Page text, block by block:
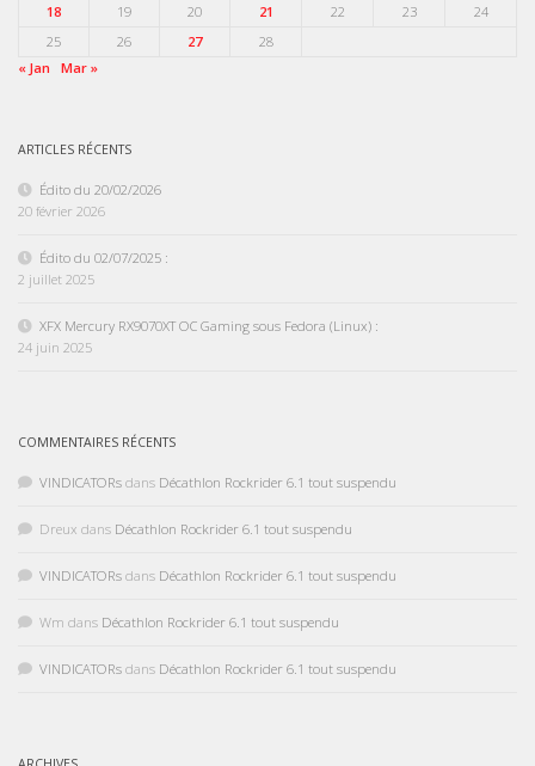
18
19 20 21 22 23
24
25
26 27
28
« Jan
Mar »
ARTICLES RÉCENTS
Édito du 20/02/2026
20 février 2026
Édito du 02/07/2025 :
2 juillet 2025
XFX Mercury RX9070XT OC Gaming sous Fedora (Linux) :
24 juin 2025
COMMENTAIRES RÉCENTS
VINDICATORs dans Décathlon Rockrider 6.1 tout suspendu
Dreux dans Décathlon Rockrider 6.1 tout suspendu
VINDICATORs dans Décathlon Rockrider 6.1 tout suspendu
Wm dans Décathlon Rockrider 6.1 tout suspendu
VINDICATORs dans Décathlon Rockrider 6.1 tout suspendu